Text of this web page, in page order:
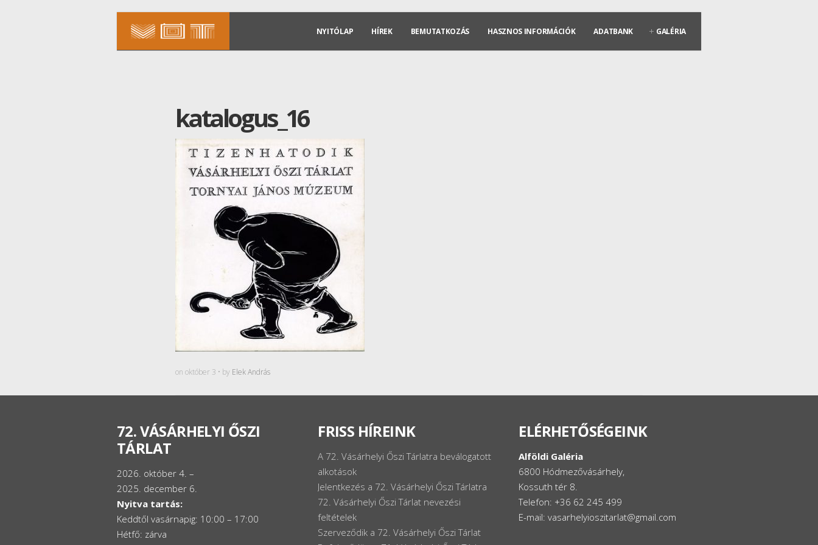
NYITÓLAP HÍREK BEMUTATKOZÁS HASZNOS INFORMÁCIÓK ADATBANK GALÉRIA
katalogus_16
on október 3 • by Elek András
72. VÁSÁRHELYI ŐSZI
TÁRLAT
2026. október 4. –
2025. december 6.
Nyitva tartás:
Keddtől vasárnapig: 10:00 – 17:00
Hétfő: zárva
FRISS HÍREINK
A 72. Vásárhelyi Őszi Tárlatra beválogatott
alkotások
Jelentkezés a 72. Vásárhelyi Őszi Tárlatra
72. Vásárhelyi Őszi Tárlat nevezési
feltételek
Szerveződik a 72. Vásárhelyi Őszi Tárlat
ELÉRHETŐSÉGEINK
Alföldi Galéria
6800 Hódmezővásárhely,
Kossuth tér 8.
Telefon: +36 62 245 499
E-mail: vasarhelyioszitarlat@gmail.com